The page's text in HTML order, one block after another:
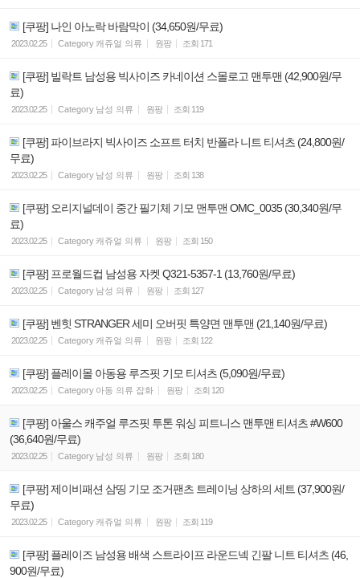
[쿠팡] 나인 아노락 바람막이 (34,650원/무료)
2023.02.25 Category 캐쥬얼 의류 원팡 조회 171
[쿠팡] 빌락트 남성용 빅사이즈 카네이션 스몰로고 맨투맨 (42,900원/무
료)
2023.02.25 Category 남성 의류 원팡 조회 119
[쿠팡] 파이브라지 빅사이즈 소프트 터치 반폴라 니트 티셔츠 (24,800원/
무료)
2023.02.25 Category 남성 의류 원팡 조회 138
[쿠팡] 오리지널데이 중간 필기체 기모 맨투맨 OMC_0035 (30,340원/무
료)
2023.02.25 Category 캐쥬얼 의류 원팡 조회 150
[쿠팡] 프로월드컵 남성용 자켓 Q321-5357-1 (13,760원/무료)
2023.02.25 Category 남성 의류 원팡 조회 127
[쿠팡] 벤힛 STRANGER 세미 오버핏 특양면 맨투맨 (21,140원/무료)
2023.02.25 Category 캐쥬얼 의류 원팡 조회 122
[쿠팡] 플레이몰 아동용 루즈핏 기모 티셔츠 (5,090원/무료)
2023.02.25 Category 아동 의류 잡화 원팡 조회 120
[쿠팡] 아울스 캐주얼 루즈핏 투톤 워싱 피트니스 맨투맨 티셔츠 #W600
(36,640원/무료)
2023.02.25 Category 남성 의류 원팡 조회 180
[쿠팡] 제이비패션 삼띵 기모 조거팬츠 트레이닝 상하의 세트 (37,900원/
무료)
2023.02.25 Category 캐쥬얼 의류 원팡 조회 119
[쿠팡] 플레이즈 남성용 배색 스트라이프 라운드넥 긴팔 니트 티셔츠 (46,
900원/무료)